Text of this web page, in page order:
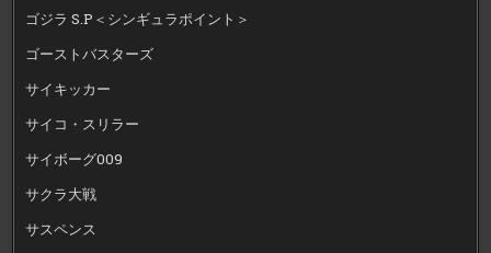
ゴジラ S.P＜シンギュラポイント＞
ゴーストバスターズ
サイキッカー
サイコ・スリラー
サイボーグ009
サクラ大戦
サスペンス